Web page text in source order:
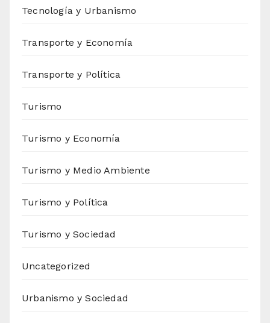
Tecnología y Urbanismo
Transporte y Economía
Transporte y Política
Turismo
Turismo y Economía
Turismo y Medio Ambiente
Turismo y Política
Turismo y Sociedad
Uncategorized
Urbanismo y Sociedad